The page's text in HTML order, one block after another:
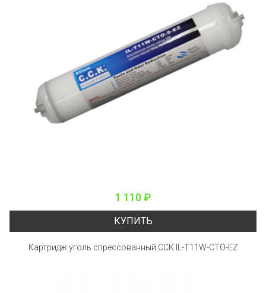
1 110 ₽
КУПИТЬ
Картридж уголь спрессованный ССК IL-T11W-CTO-EZ